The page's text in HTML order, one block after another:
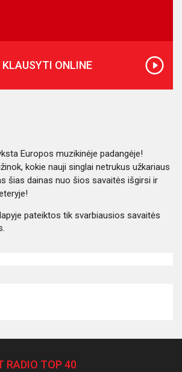
KLAUSYTI ONLINE
Europos muzikinėje padangėje!
kokie nauji singlai netrukus užkariaus
šias dainas nuo šios savaitės išgirsi ir
pateiktos tik svarbiausios savaitės
RADIO TOP 40